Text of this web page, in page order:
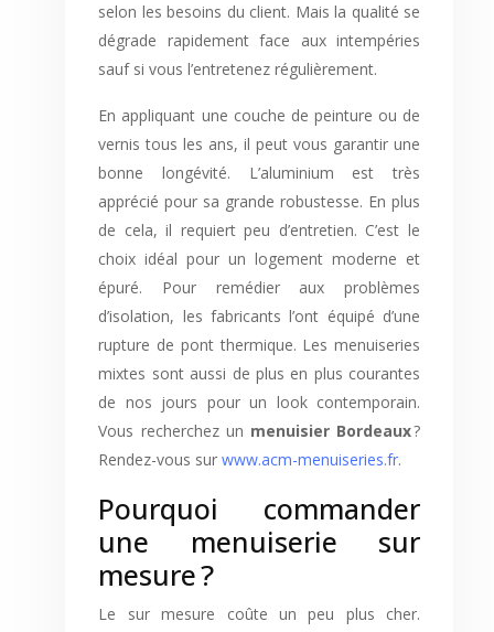
selon les besoins du client. Mais la qualité se
dégrade rapidement face aux intempéries
sauf si vous l’entretenez régulièrement.
En appliquant une couche de peinture ou de
vernis tous les ans, il peut vous garantir une
bonne longévité. L’aluminium est très
apprécié pour sa grande robustesse. En plus
de cela, il requiert peu d’entretien. C’est le
choix idéal pour un logement moderne et
épuré. Pour remédier aux problèmes
d’isolation, les fabricants l’ont équipé d’une
rupture de pont thermique. Les menuiseries
mixtes sont aussi de plus en plus courantes
de nos jours pour un look contemporain.
Vous recherchez un menuisier Bordeaux?
Rendez-vous surwww.acm-menuiseries.fr.
Pourquoi commander
une menuiserie sur
mesure ?
Le sur mesure coûte un peu plus cher.